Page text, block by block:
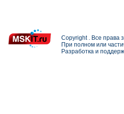
Copyright . Все права
При полном или
Разработка и